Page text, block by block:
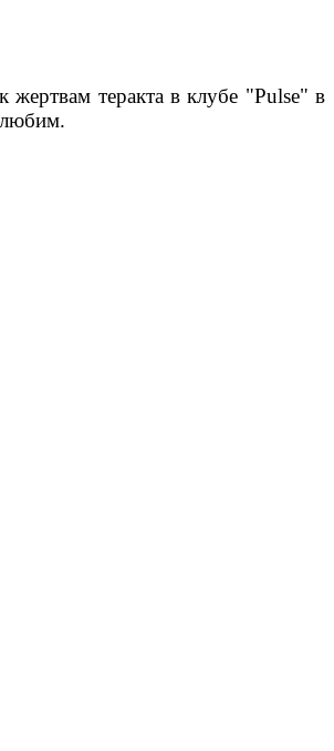
теракта в клубе "Pulse" в